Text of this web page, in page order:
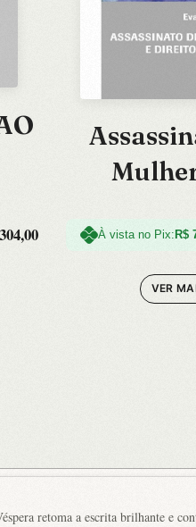
304,00 À vista no Pix: R$
VER
retoma a escrita brilhante e